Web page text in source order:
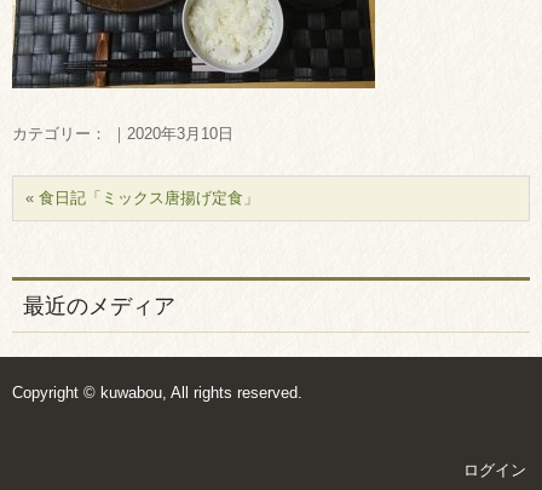
カテゴリー： ｜2020年3月10日
« 食日記「ミックス唐揚げ定食」
最近のメディア
Copyright © kuwabou, All rights reserved.
ログイン